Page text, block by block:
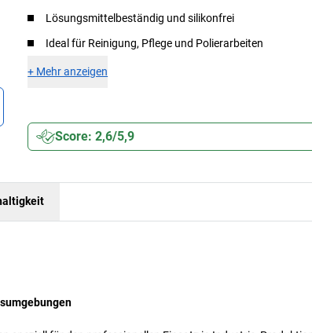
Lösungsmittelbeständig und silikonfrei
Ideal für Reinigung, Pflege und Polierarbeiten
+ Mehr anzeigen
Score: 2,6/5,9